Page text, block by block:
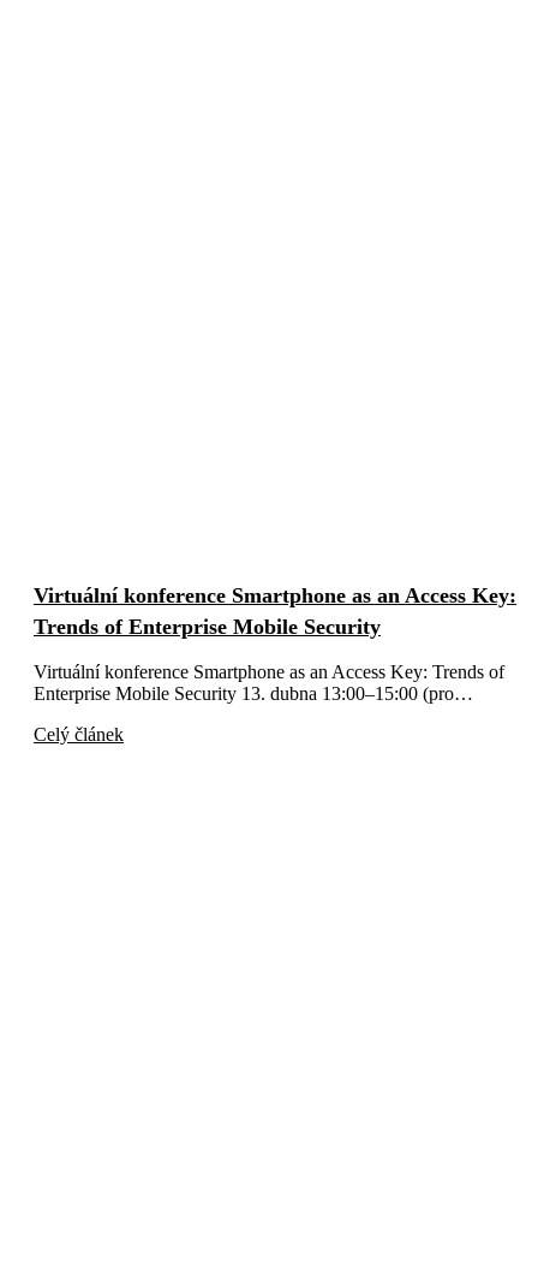
Virtuální konference Smartphone as an Access Key:
Trends of Enterprise Mobile Security
Virtuální konference Smartphone as an Access Key: Trends of
Enterprise Mobile Security 13. dubna 13:00–15:00 (pro…
Celý článek